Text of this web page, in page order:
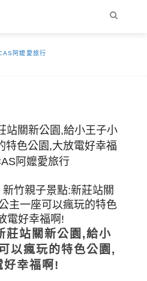
新竹親子景點:新莊站關
主一座可以瘋玩的特色
電好幸福啊!
莊站關新公園,給小
以瘋玩的特色公園,
好幸福啊!